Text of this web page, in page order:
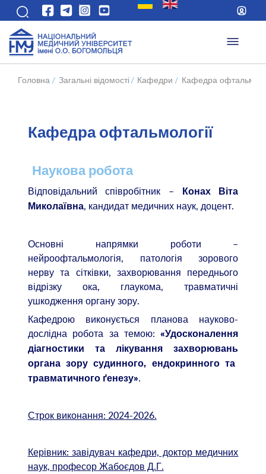
Головна / Загальні відомості / Кафедри / Кафедра
Кафедра офтальмології
Наукова робота
Відповідальний співробітник –
Конах Віта
Миколаївна, кандидат медичних наук, доцент.
Основні напрямки роботи –
нейроофтальмологія, патологія зорового
нерву та сітківки, захворювання переднього
відрізку ока, глаукома, травматичні
ушкодження органу зору.
Кафедрою виконується планова науково-
дослідна робота за темою:«Удосконалення
діагностики та лікування захворювань
органа зору судинного, ендокринногота
травматичного ґенезу».
Строк виконання: 2024-2026.
Керівник: завідувач кафедри, доктор медичних
наук, професор Жабоєдов Д.Г.